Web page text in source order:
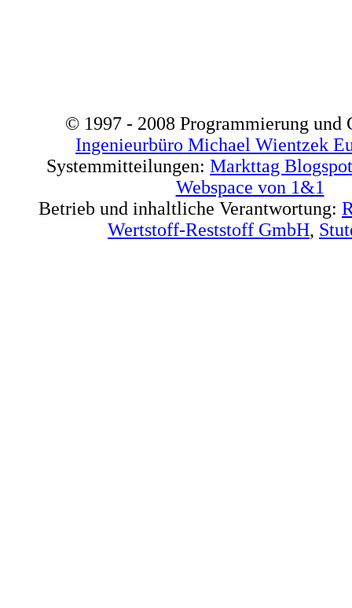
© 1997 - 2008 Programmierung und
Ingenieurbüro Michael Wientzek
Systemmitteilungen: Markttag Blogspot
Webspace von 1&1
Betrieb und inhaltliche Verantwortung:
Wertstoff-Reststoff GmbH,